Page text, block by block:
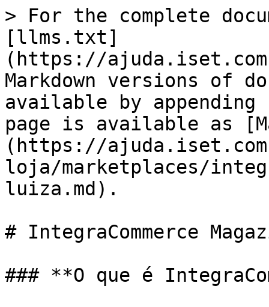
> For the complete
[llms.txt]
(https://
Markdown versions of
available by
page is available as
(https://
loja/marketplaces/
luiza.md).
# IntegraCommerce
### **O que é